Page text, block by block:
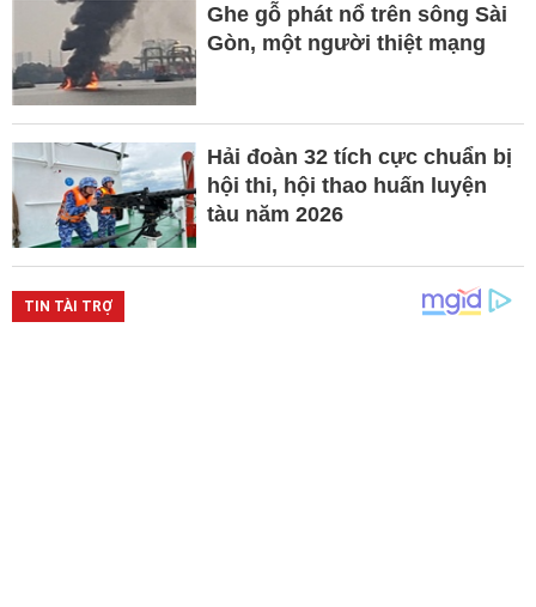
Ghe gỗ phát nổ trên sông Sài
Gòn, một người thiệt mạng
Hải đoàn 32 tích cực chuẩn bị
hội thi, hội thao huấn luyện
tàu năm 2026